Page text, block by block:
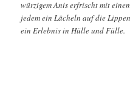
würzigem Anis erfrischt mit
jedem ein Lächeln auf die
ein Erlebnis in Hülle und Fülle.